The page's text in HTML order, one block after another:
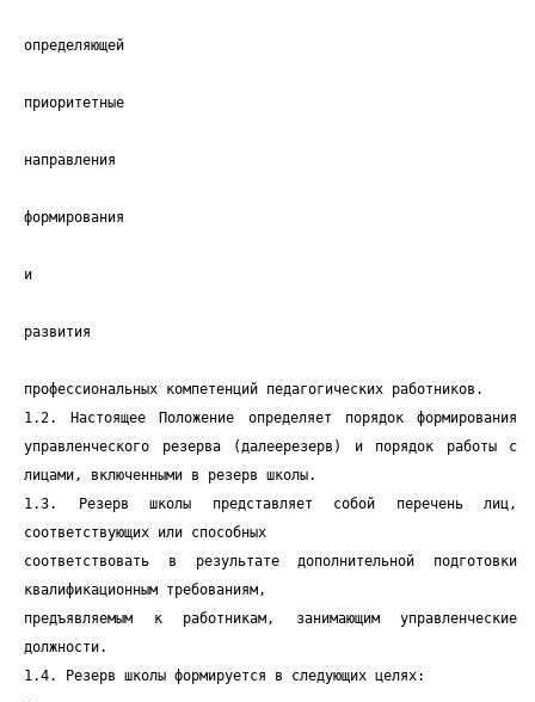
определяющей
приоритетные
направления
формирования
и
развития
профессиональных компетенций педагогических работников.
1.2. Настоящее Положение определяет порядок формирования
управленческого резерва (далеерезерв) и порядок работы с
лицами, включенными в резерв школы.
1.3. Резерв школы представляет собой перечень лиц,
соответствующих или способных
соответствовать в результате дополнительной подготовки
квалификационным требованиям,
предъявляемым к работникам, занимающим управленческие
должности.
1.4. Резерв школы формируется в следующих целях: